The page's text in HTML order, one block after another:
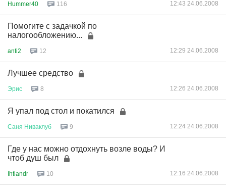
Hummer40 116 12:43 24.06.2008
Помогите с задачкой по
налогообложению...
anti2 12 12:29 24.06.2008
Лучшее средство
Эрис 8 12:26 24.06.2008
Я упал под стол и покатился
Саня Ниваклуб 9 12:24 24.06.2008
Где у нас можно отдохнуть возле воды? И
чтоб душ был
Ihtiandr 10 12:16 24.06.2008